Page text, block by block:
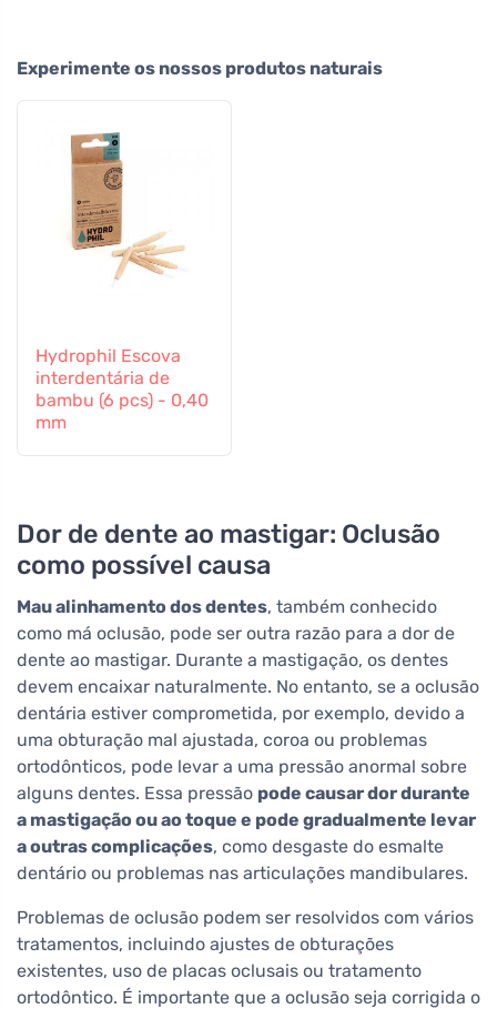
Experimente os nossos produtos naturais
Hydrophil Escova
interdentária de
bambu (6 pcs) - 0,40
mm
Dor de dente ao mastigar: Oclusão
como possível causa
Mau alinhamento dos dentes, também conhecido
como má oclusão, pode ser outra razão para a dor de
dente ao mastigar. Durante a mastigação, os dentes
devem encaixar naturalmente. No entanto, se a oclusão
dentária estiver comprometida, por exemplo, devido a
uma obturação mal ajustada, coroa ou problemas
ortodônticos, pode levar a uma pressão anormal sobre
alguns dentes. Essa pressão pode causar dor durante
a mastigação ou ao toque e pode gradualmente levar
a outras complicações, como desgaste do esmalte
dentário ou problemas nas articulações mandibulares.
Problemas de oclusão podem ser resolvidos com vários
tratamentos, incluindo ajustes de obturações
existentes, uso de placas oclusais ou tratamento
ortodôntico. É importante que a oclusão seja corrigida o